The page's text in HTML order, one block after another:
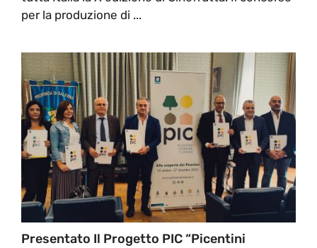
per la produzione di ...
Presentato Il Progetto PIC “Picentini